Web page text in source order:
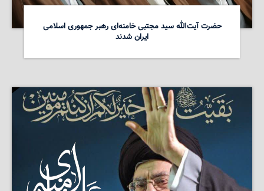
حضرت آیت‌الله سید مجتبی خامنه‌ای رهبر جمهوری اسلامی
ایران شدند